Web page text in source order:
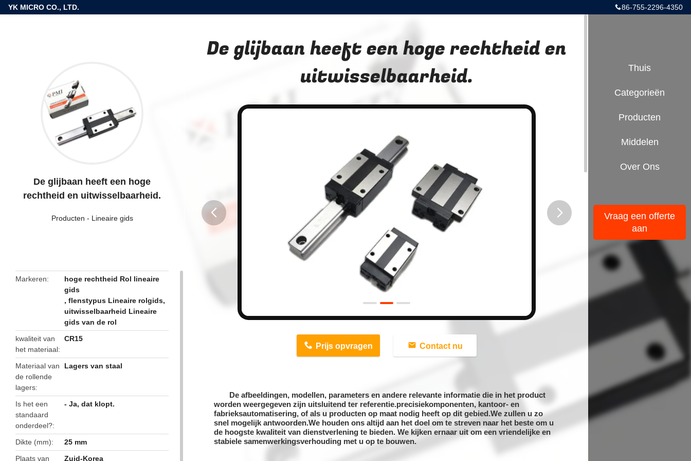
YK MICRO CO., LTD. 86-755-2296-4350
De glijbaan heeft een hoge
rechtheid en uitwisselbaarheid.
Producten - Lineaire gids
Markeren
hoge rechtheid Rol lineaire
gids
,flenstypus Lineaire rolgids,
uitwisselbaarheid Lineaire
gids van de rol
kwaliteit van
het materiaal
CR15
Materiaal van
de rollende
lagers
Lagers van staal
Is het een
standaard
onderdeel?
- Ja, dat klopt.
Dikte (mm)
25 mm
Plaats van
Zuid-Korea
De glijbaan heeft een hoge rechtheid en
uitwisselbaarheid.
Prijs opvragen Contact nu
De afbeeldingen, modellen, parameters en andere relevante informatie die in het product
worden weergegeven zijn uitsluitend ter referentie.precisiekomponenten, kantoor- en
fabrieksautomatisering, of als u producten op maat nodig heeft op dit gebied.We zullen u zo
snel mogelijk antwoorden.We houden ons altijd aan het doel om te streven naar het beste om u
de hoogste kwaliteit van dienstverlening te bieden. We kijken ernaar uit om een vriendelijke en
stabiele samenwerkingsverhouding met u op te bouwen.
Thuis
Categorieën
Producten
Middelen
Over Ons
Vraag een offerte
aan